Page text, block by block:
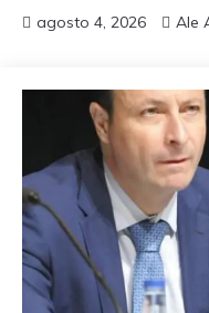
agosto 4, 2026 Ale